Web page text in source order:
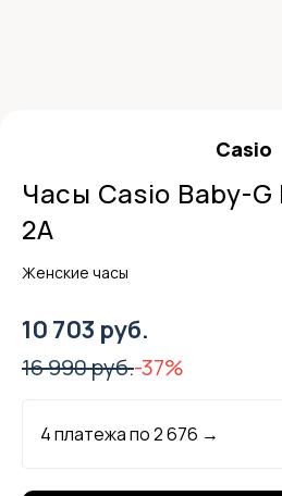
Casio
Часы Casio Baby-G
2A
Женские часы
10 703 руб.
16 990 руб.-37%
4 платежа по2 676 →